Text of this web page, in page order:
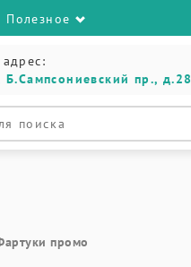
Полезное
Б.Сампсониевский пр., д.28
промо